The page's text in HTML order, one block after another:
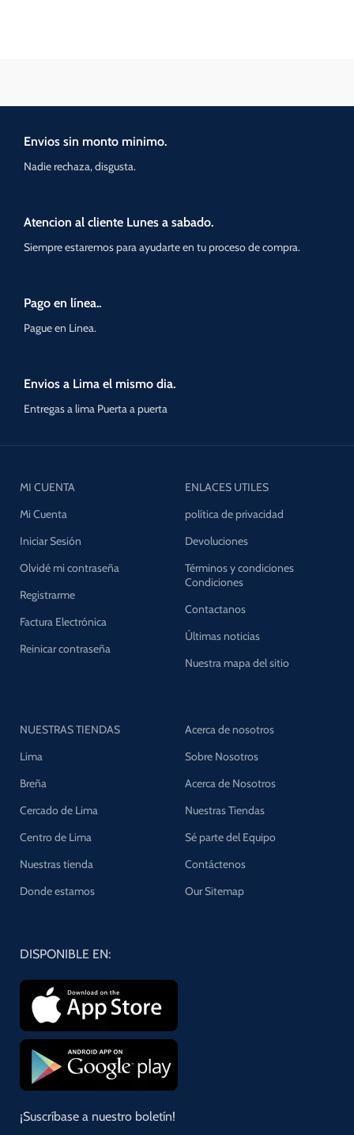
Envios sin monto minimo.
Nadie rechaza, disgusta.
Atencion al cliente Lunes a sabado.
Siempre estaremos para ayudarte en tu proceso de compra.
Pago en línea..
Pague en Linea.
Envios a Lima el mismo dia.
Entregas a lima Puerta a puerta
MI CUENTA
Mi Cuenta
Iniciar Sesión
Olvidé mi contraseña
Registrarme
Factura Electrónica
Reinicar contraseña
ENLACES UTILES
política de privacidad
Devoluciones
Términos y condiciones
Condiciones
Contactanos
Últimas noticias
Nuestra mapa del sitio
NUESTRAS TIENDAS
Lima
Breña
Cercado de Lima
Centro de Lima
Nuestras tienda
Donde estamos
Acerca de nosotros
Sobre Nosotros
Acerca de Nosotros
Nuestras Tiendas
Sé parte del Equipo
Contáctenos
Our Sitemap
DISPONIBLE EN:
¡Suscríbase a nuestro boletín!